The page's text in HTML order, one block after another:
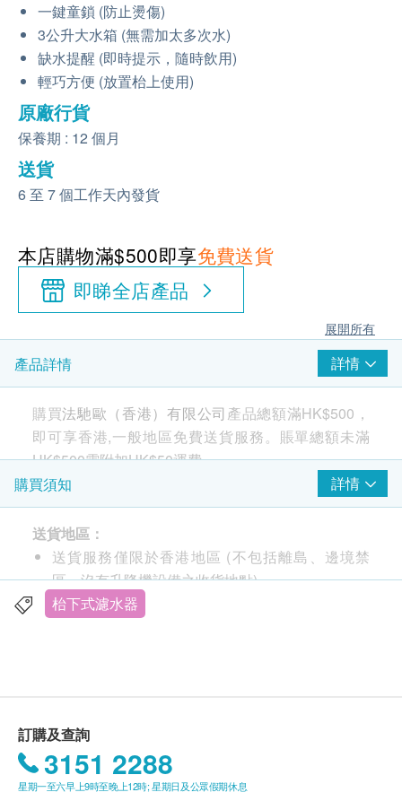
一鍵童鎖 (防止燙傷)
3公升大水箱 (無需加太多次水)
缺水提醒 (即時提示，隨時飲用)
輕巧方便 (放置枱上使用)
原廠行貨
保養期 : 12 個月
送貨
6 至 7 個工作天內發貨
本店購物滿$500即享免費送貨
即睇全店產品
展開所有
產品詳情 詳情
購買法馳歐（香港）有限公司 產品總額滿HK$500，
即可享香港,一般地區免費送貨服務。賬單總額未滿
HK$500需附加HK$50運費。
Fachioo 法馳歐 Poseidon-L1 台下式直飲濾
水器(連濾芯)
五級精濾，深度淨化，口感好
800G大流量，高達2L/min流量, 無需等待
高效殺菌率，高分子膜殺菌率99.99%
尺寸輕巧，適用於各種水槽下方區域
購買須知 詳情
送貨地區：
送貨服務僅限於香港地區 (不包括離島、邊境禁
區、沒有升降機設備之收貨地點)。
不接受郵政信箱地址。
訂單金額不足 HK$500 顧客需支付運費 HK$50。
送貨時間:
枱下式濾水器
訂購及查詢
3151 2288
星期一至六早上9時至晚上12時; 星期日及公眾假期休息